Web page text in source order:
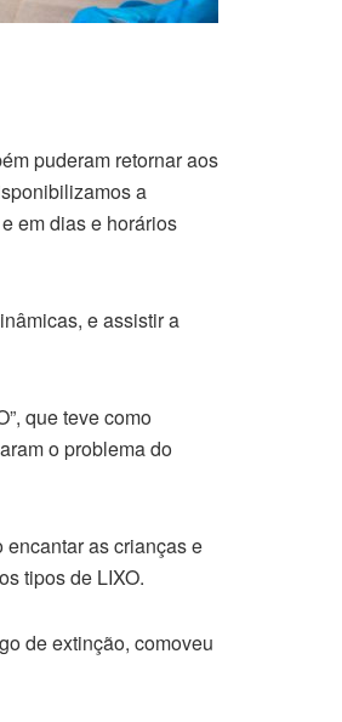
puderam retornar aos
a
em dias e horários
e assistir a
que teve como
o problema do
as crianças e
tipos de LIXO.
de extinção, comoveu